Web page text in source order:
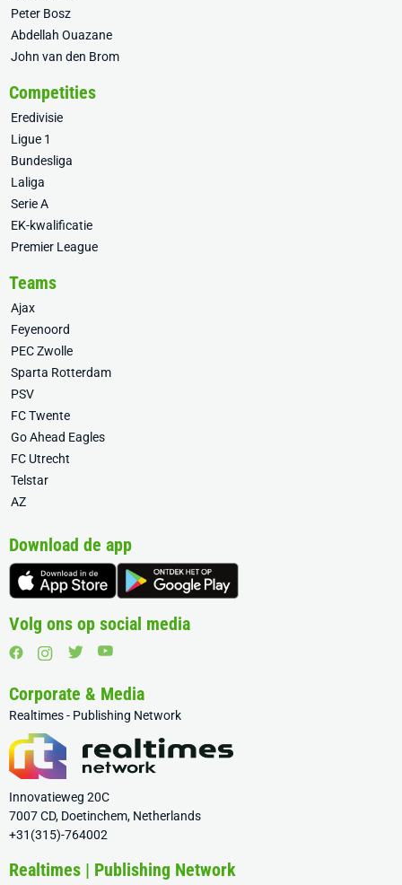
Peter Bosz
Abdellah Ouazane
John van den Brom
Competities
Eredivisie
Ligue 1
Bundesliga
Laliga
Serie A
EK-kwalificatie
Premier League
Teams
Ajax
Feyenoord
PEC Zwolle
Sparta Rotterdam
PSV
FC Twente
Go Ahead Eagles
FC Utrecht
Telstar
AZ
Download de app
Volg ons op social media
Corporate & Media
Realtimes - Publishing Network
Innovatieweg 20C
7007 CD, Doetinchem, Netherlands
+31(315)-764002
Realtimes | Publishing Network